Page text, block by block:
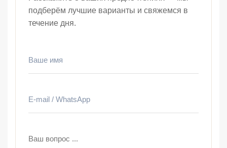
подберём лучшие варианты и свяжемся в
течение дня.